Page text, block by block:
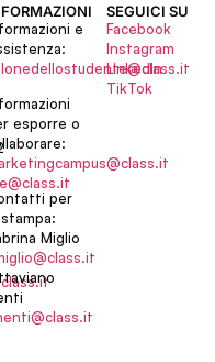
e
esporre o
per
Miglio
SEGUICI SU
Facebook
Instagram
LinkedIn
TikTok